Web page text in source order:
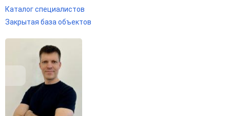
Каталог специалистов
Закрытая база объектов